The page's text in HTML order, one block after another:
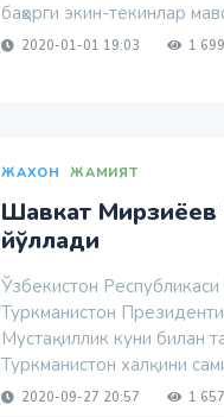
баҳорги экин-текинлар
2020-01-01 19:03 1 699
ЖАХОН ЖАМИЯТ
Шавкат Мирзиёев
йўллади
Ўзбекистон
Туркманистон
Мустақиллик куни билан
Туркманистон халқини
2020-09-27 20:57 1 657